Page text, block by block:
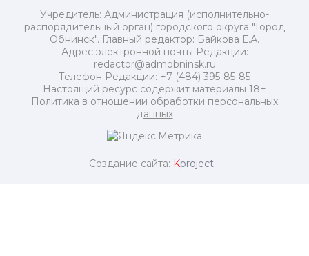
Учредитель: Администрация (исполнительно-
распорядительный орган) городского округа "Город
Обнинск". Главный редактор: Байкова Е.А.
Адрес электронной почты Редакции:
redactor@admobninsk.ru
Телефон Редакции: +7 (484) 395-85-85
Настоящий ресурс содержит материалы 18+
Политика в отношении обработки персональных
данных
Создание сайта: Kproject